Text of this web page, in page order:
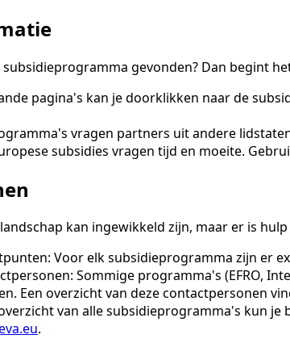
gevonden? Dan begint
pagina's kan je doorklikken naar de
vragen partners uit andere
subsidies vragen tijd en moeite.
kan ingewikkeld zijn, maar er is hulp
Voor elk subsidieprogramma zijn er
Sommige programma's (EFRO,
Een overzicht van deze contactpersonen
overzicht van alle subsidieprogramma's kun
.